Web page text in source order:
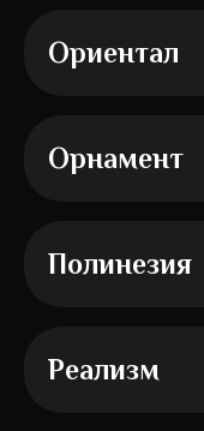
Ориентал
Орнамент
Полинезия
Реализм